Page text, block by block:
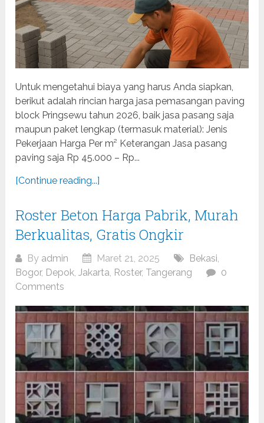
Untuk mengetahui biaya yang harus Anda siapkan,
berikut adalah rincian harga jasa pemasangan paving
block Pringsewu tahun 2026, baik jasa pasang saja
maupun paket lengkap (termasuk material): Jenis
Pekerjaan Harga Per m² Keterangan Jasa pasang
paving saja Rp 45.000 – Rp...
[Continue reading...]
Roster Beton Harga Pabrik, Murah
Berkualitas, Gratis Ongkir
By admin Maret 21, 2025 Bekasi
Bogor, Depok ,Jakarta Roster, Tangerang
0
Comments